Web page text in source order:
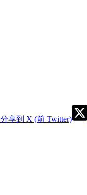
分享到 X (前 Twitter)